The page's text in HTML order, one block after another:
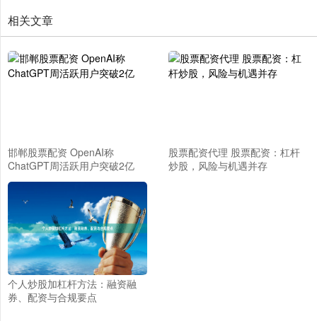
相关文章
邯郸股票配资 OpenAI称
ChatGPT周活跃用户突破2亿
股票配资代理 股票配资：杠杆
炒股，风险与机遇并存
个人炒股加杠杆方法：融资融
券、配资与合规要点